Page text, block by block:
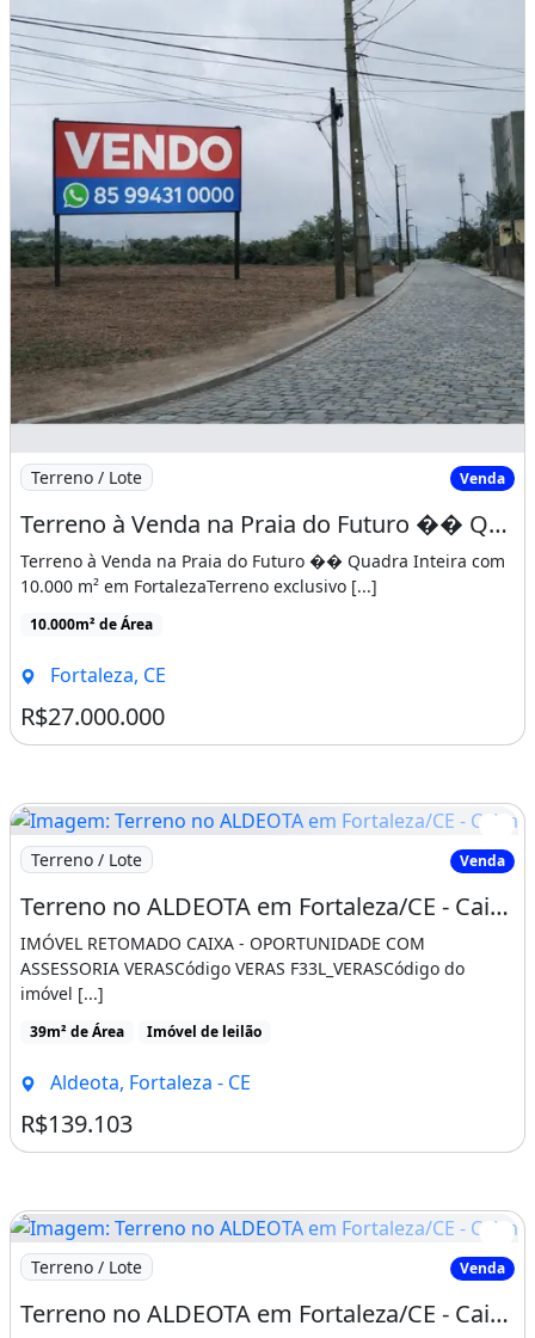
Terreno / Lote Venda
Terreno à Venda na Praia do Futuro �� Quadra Inteira com 10.000 m² em Fortaleza
Terreno à Venda na Praia do Futuro �� Quadra Inteira com
10.000 m² em FortalezaTerreno exclusivo [...]
10.000m² de Área
Fortaleza, CE
R$27.000.000
Imagem: Terreno no ALDEOTA em Fortaleza/CE - Caixa
Terreno / Lote Venda
Terreno no ALDEOTA em Fortaleza/CE - Caixa 10292043
IMÓVEL RETOMADO CAIXA - OPORTUNIDADE COM
ASSESSORIA VERASCódigo VERAS F33L_VERASCódigo do
imóvel [...]
39m² de Área Imóvel de leilão
Aldeota, Fortaleza - CE
R$139.103
Imagem: Terreno no ALDEOTA em Fortaleza/CE - Caixa
Terreno / Lote Venda
Terreno no ALDEOTA em Fortaleza/CE - Caixa 10286375